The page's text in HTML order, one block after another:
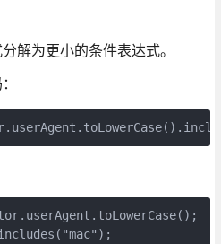
解为更小的条件表达式。